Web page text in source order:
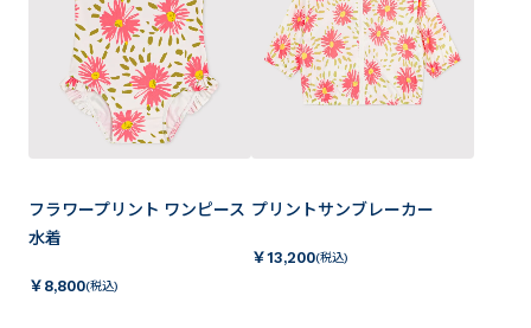
フラワープリント ワンピース
水着
￥ 8,800(税込)
プリントサンブレーカー
￥13,200(税込)